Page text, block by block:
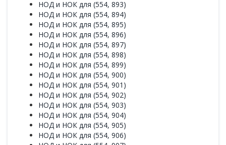
НОД и НОК для (554, 893)
НОД и НОК для (554, 894)
НОД и НОК для (554, 895)
НОД и НОК для (554, 896)
НОД и НОК для (554, 897)
НОД и НОК для (554, 898)
НОД и НОК для (554, 899)
НОД и НОК для (554, 900)
НОД и НОК для (554, 901)
НОД и НОК для (554, 902)
НОД и НОК для (554, 903)
НОД и НОК для (554, 904)
НОД и НОК для (554, 905)
НОД и НОК для (554, 906)